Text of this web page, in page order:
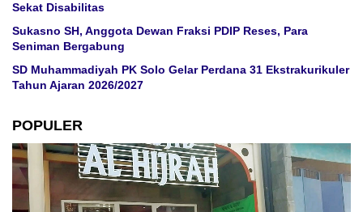
Sekat Disabilitas
Sukasno SH, Anggota Dewan Fraksi PDIP Reses, Para
Seniman Bergabung
SD Muhammadiyah PK Solo Gelar Perdana 31 Ekstrakurikuler
Tahun Ajaran 2026/2027
POPULER